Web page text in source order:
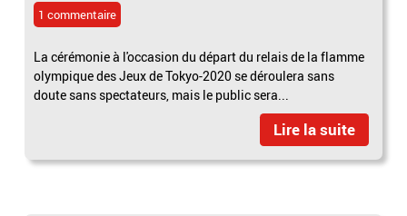
1 commentaire
La cérémonie à l'occasion du départ du relais de la flamme
olympique des Jeux de Tokyo-2020 se déroulera sans
doute sans spectateurs, mais le public sera...
Lire la suite